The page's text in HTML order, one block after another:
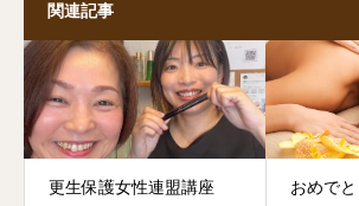
関連記事
更生保護女性連盟講座
おめで